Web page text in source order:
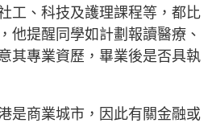
工、科技及護理課程等，都比
他提醒同學如計劃報讀醫療、
其專業資歷，畢業後是否具執
是商業城市，因此有關金融或